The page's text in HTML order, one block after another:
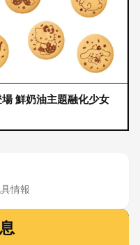
鮮奶油主題融化少女
情報